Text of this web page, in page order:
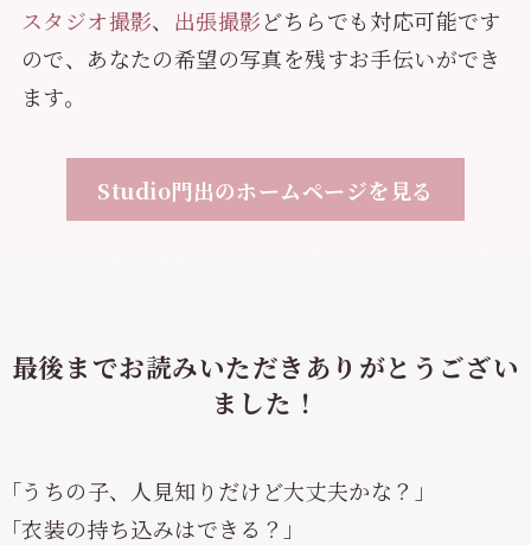
スタジオ撮影、 出張撮影どちらでも対応可能です
ので、あなたの希望の写真を残すお手伝いができ
ます。
Studio門出のホームページを見る
最後までお読みいただきありがとうござい
ました！
「うちの子、人見知りだけど大丈夫かな？」
「衣装の持ち込みはできる？」